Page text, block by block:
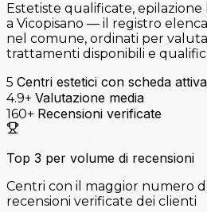
Estetiste qualificate,
a Vicopisano — il registro
nel comune, ordinati per
trattamenti disponibili e
5 Centri estetici con scheda
4.9+ Valutazione media
160+ Recensioni verificate
Top 3 per volume di recensioni
Centri con il maggior numero
recensioni verificate dei clienti